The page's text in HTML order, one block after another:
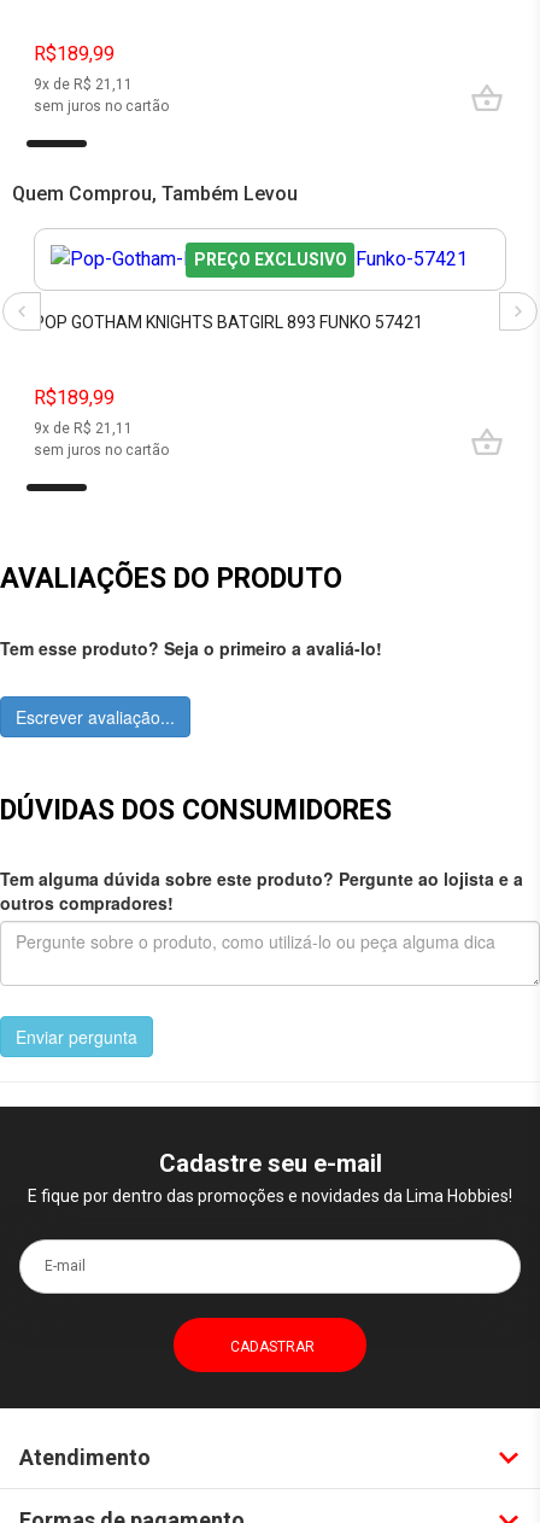
R$189,99
9x de R$ 21,11
sem juros no cartão
Quem Comprou, Também Levou
PREÇO EXCLUSIVO
POP GOTHAM KNIGHTS BATGIRL 893 FUNKO 57421
R$189,99
9x de R$ 21,11
sem juros no cartão
AVALIAÇÕES DO PRODUTO
Tem esse produto? Seja o primeiro a avaliá-lo!
Escrever avaliação...
DÚVIDAS DOS CONSUMIDORES
Tem alguma dúvida sobre este produto? Pergunte ao lojista e a
outros compradores!
Enviar pergunta
Cadastre seu e-mail
E fique por dentro das promoções e novidades da Lima Hobbies!
E-mail
Atendimento